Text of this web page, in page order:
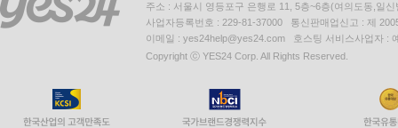
주소 : 서울시 영등포구 은행로 11, 5층~6층(여의도동,일신
사업자등록번호 : 229-81-37000 통신판매업신고 : 제
이메일 : yes24help@yes24.com 호스팅 서비스사업자 :
Copyright ⓒ YES24 Corp. All Rights Reserved.